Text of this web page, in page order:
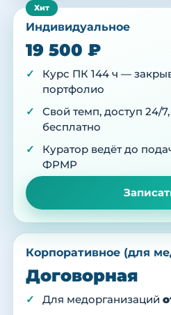
Индивидуальное
19 500 ₽
Курс ПК 144 ч —
портфолио
Свой темп, доступ 24/
бесплатно
Куратор ведёт до
ФРМР
Корпоративное (для
Договорная
Для медорганизаций